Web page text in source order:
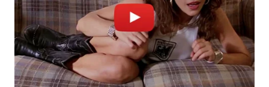
WN
SUKABUMI
WN
PURWAKARTA